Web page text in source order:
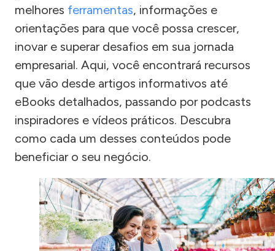
melhores ferramentas, informações e
orientações para que você possa crescer,
inovar e superar desafios em sua jornada
empresarial. Aqui, você encontrará recursos
que vão desde artigos informativos até
eBooks detalhados, passando por podcasts
inspiradores e vídeos práticos. Descubra
como cada um desses conteúdos pode
beneficiar o seu negócio.